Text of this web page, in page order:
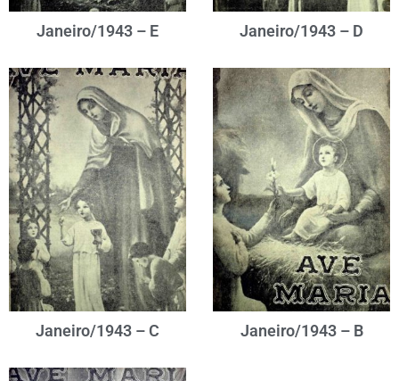
Janeiro/1943 – E Janeiro/1943 – D
Janeiro/1943 – C Janeiro/1943 – B